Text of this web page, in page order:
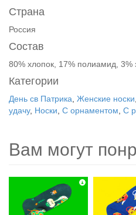
Страна
Россия
Состав
80% хлопок, 17% полиамид, 3%
Категории
День св Патрика Женские носки
удачу, Носки С орнаментом С
Вам могут